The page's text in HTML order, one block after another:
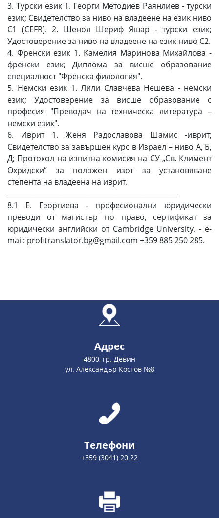
3. Турски език 1. Георги Методиев Раянлиев - турски
език; Свидетелство за ниво на владеене на език ниво
С1 (CEFR). 2. Шенол Шериф Яшар - турски език;
Удостоверение за ниво на владеене на език ниво С2.
4. Френски език 1. Камелия Маринова Михайлова -
френски език; Диплома за висше образование
специалност "Френска филология".
5. Немски език 1. Лили Славчева Нешева - немски
език; Удостоверение за висше образование с
професия "Преводач на техническа литература –
немски език".
6. Иврит 1. Женя Радославова Шамис -иврит;
Свидетелство за завършен курс в Израел – ниво А, Б,
Д; Протокол на изпитна комисия на СУ „Св. Климент
Охридски“ за положен изот за установяване
степента на владеена на иврит.
8.1 Е. Георгиева - професионални юридически
преводи от магистър по право, сертификат за
юридически английски от Cambridge University. - e-
mail: profitranslator.bg@gmail.com +359 885 250 285.
Адрес
4800, гр. Девин
ул. Александър Костов №8
Телефони
+359 (3041) 20 22